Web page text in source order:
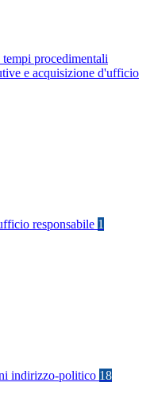
procedimentali
e acquisizione d'ufficio
responsabile 1
indirizzo-politico 18